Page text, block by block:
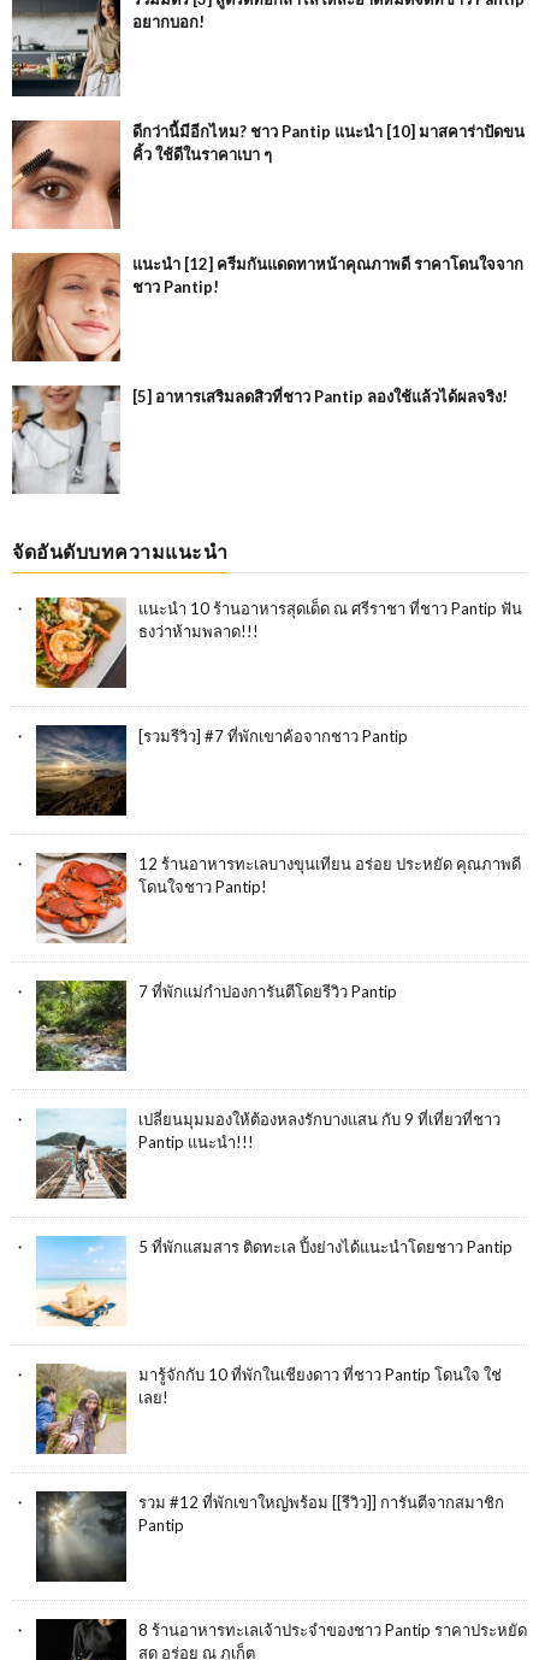
อยากบอก!
ดีกว่านี้มีอีกไหม? ชาว Pantip แนะนำ [10] มาสคาร่าปัดขน
คิ้ว ใช้ดีในราคาเบา ๆ
แนะนำ [12] ครีมกันแดดทาหน้าคุณภาพดี ราคาโดนใจจาก
ชาว Pantip!
[5] อาหารเสริมลดสิวที่ชาว Pantip ลองใช้แล้วได้ผลจริง!
จัดอันดับบทความแนะนำ
แนะนำ 10 ร้านอาหารสุดเด็ด ณ ศรีราชา ที่ชาว Pantip ฟัน
ธงว่าห้ามพลาด!!!
[รวมรีวิว] #7 ที่พักเขาค้อจากชาว Pantip
12 ร้านอาหารทะเลบางขุนเทียน อร่อย ประหยัด คุณภาพดี
โดนใจชาว Pantip!
7 ที่พักแม่กำปองการันตีโดยรีวิว Pantip
เปลี่ยนมุมมองให้ต้องหลงรักบางแสน กับ 9 ที่เที่ยวที่ชาว
Pantip แนะนำ!!!
5 ที่พักแสมสาร ติดทะเล ปิ้งย่างได้แนะนำโดยชาว Pantip
มารู้จักกับ 10 ที่พักในเชียงดาว ที่ชาว Pantip โดนใจ ใช่
เลย!
รวม #12 ที่พักเขาใหญ่พร้อม [[รีวิว]] การันตีจากสมาชิก
Pantip
8 ร้านอาหารทะเลเจ้าประจำของชาว Pantip ราคาประหยัด
สด อร่อย ณ ภูเก็ต